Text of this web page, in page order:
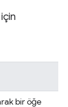
bir öğe